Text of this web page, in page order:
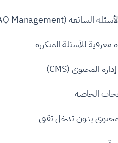
معرفية للأسئلة المتكررة
الخاصة
بدون تدخل تقني